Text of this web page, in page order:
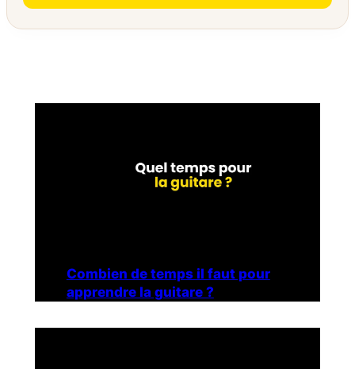
Combien de temps il faut pour
apprendre la guitare ?